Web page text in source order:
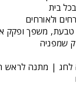
בית
ולאורחים
טבעת, משפך ופקק
שמפניה
לחג | מתנה